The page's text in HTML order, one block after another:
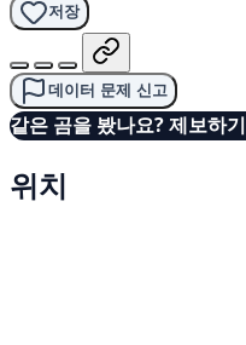
저장
데이터 문제 신고
같은 곰을 봤나요? 제보하기
위치